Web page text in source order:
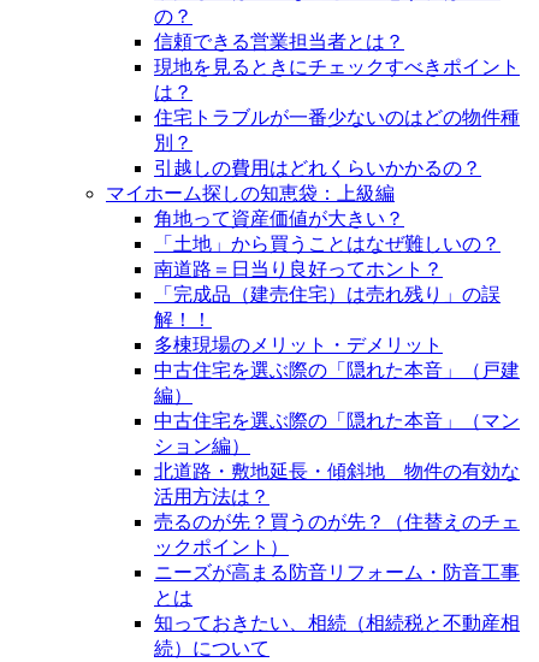
の？
信頼できる営業担当者とは？
現地を見るときにチェックすべきポイント
は？
住宅トラブルが一番少ないのはどの物件種
別？
引越しの費用はどれくらいかかるの？
マイホーム探しの知恵袋：上級編
角地って資産価値が大きい？
「土地」から買うことはなぜ難しいの？
南道路＝日当り良好ってホント？
「完成品（建売住宅）は売れ残り」の誤
解！！
多棟現場のメリット・デメリット
中古住宅を選ぶ際の「隠れた本音」（戸建
編）
中古住宅を選ぶ際の「隠れた本音」（マン
ション編）
北道路・敷地延長・傾斜地 物件の有効な
活用方法は？
売るのが先？買うのが先？（住替えのチェ
ックポイント）
ニーズが高まる防音リフォーム・防音工事
とは
知っておきたい、相続（相続税と不動産相
続）について